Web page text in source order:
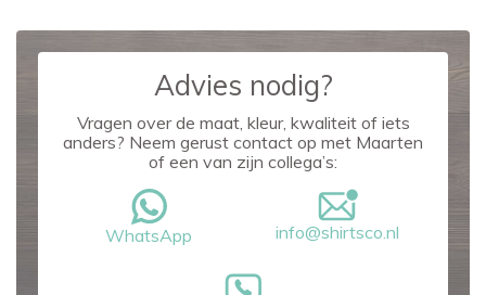
Advies nodig?
Vragen over de maat, kleur, kwaliteit of iets
anders? Neem gerust contact op met Maarten
of een van zijn collega’s:
WhatsApp info@shirtsco.nl